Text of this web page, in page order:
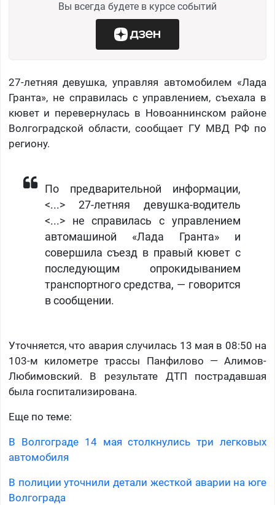
Вы всегда будете в курсе событий
27-летняя девушка, управляя автомобилем «Лада
Гранта», не справилась с управлением, съехала в
кювет и перевернулась в Новоаннинском районе
Волгоградской области, сообщает ГУ МВД РФ по
региону.
По предварительной информации,
<...> 27-летняя девушка-водитель
<...> не справилась с управлением
автомашиной «Лада Гранта» и
совершила съезд в правый кювет с
последующим опрокидыванием
транспортного средства, — говорится
в сообщении.
Уточняется, что авария случилась 13 мая в 08:50 на
103-м километре трассы Панфилово — Алимов-
Любимовский. В результате ДТП пострадавшая
была госпитализирована.
Еще по теме:
В Волгограде 14 мая столкнулись три легковых
автомобиля
В полиции уточнили детали жесткой аварии на юге
Волгограда